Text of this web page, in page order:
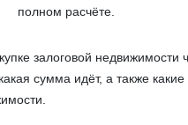
полном расчёте.
залоговой недвижимости
сумма идёт, а также